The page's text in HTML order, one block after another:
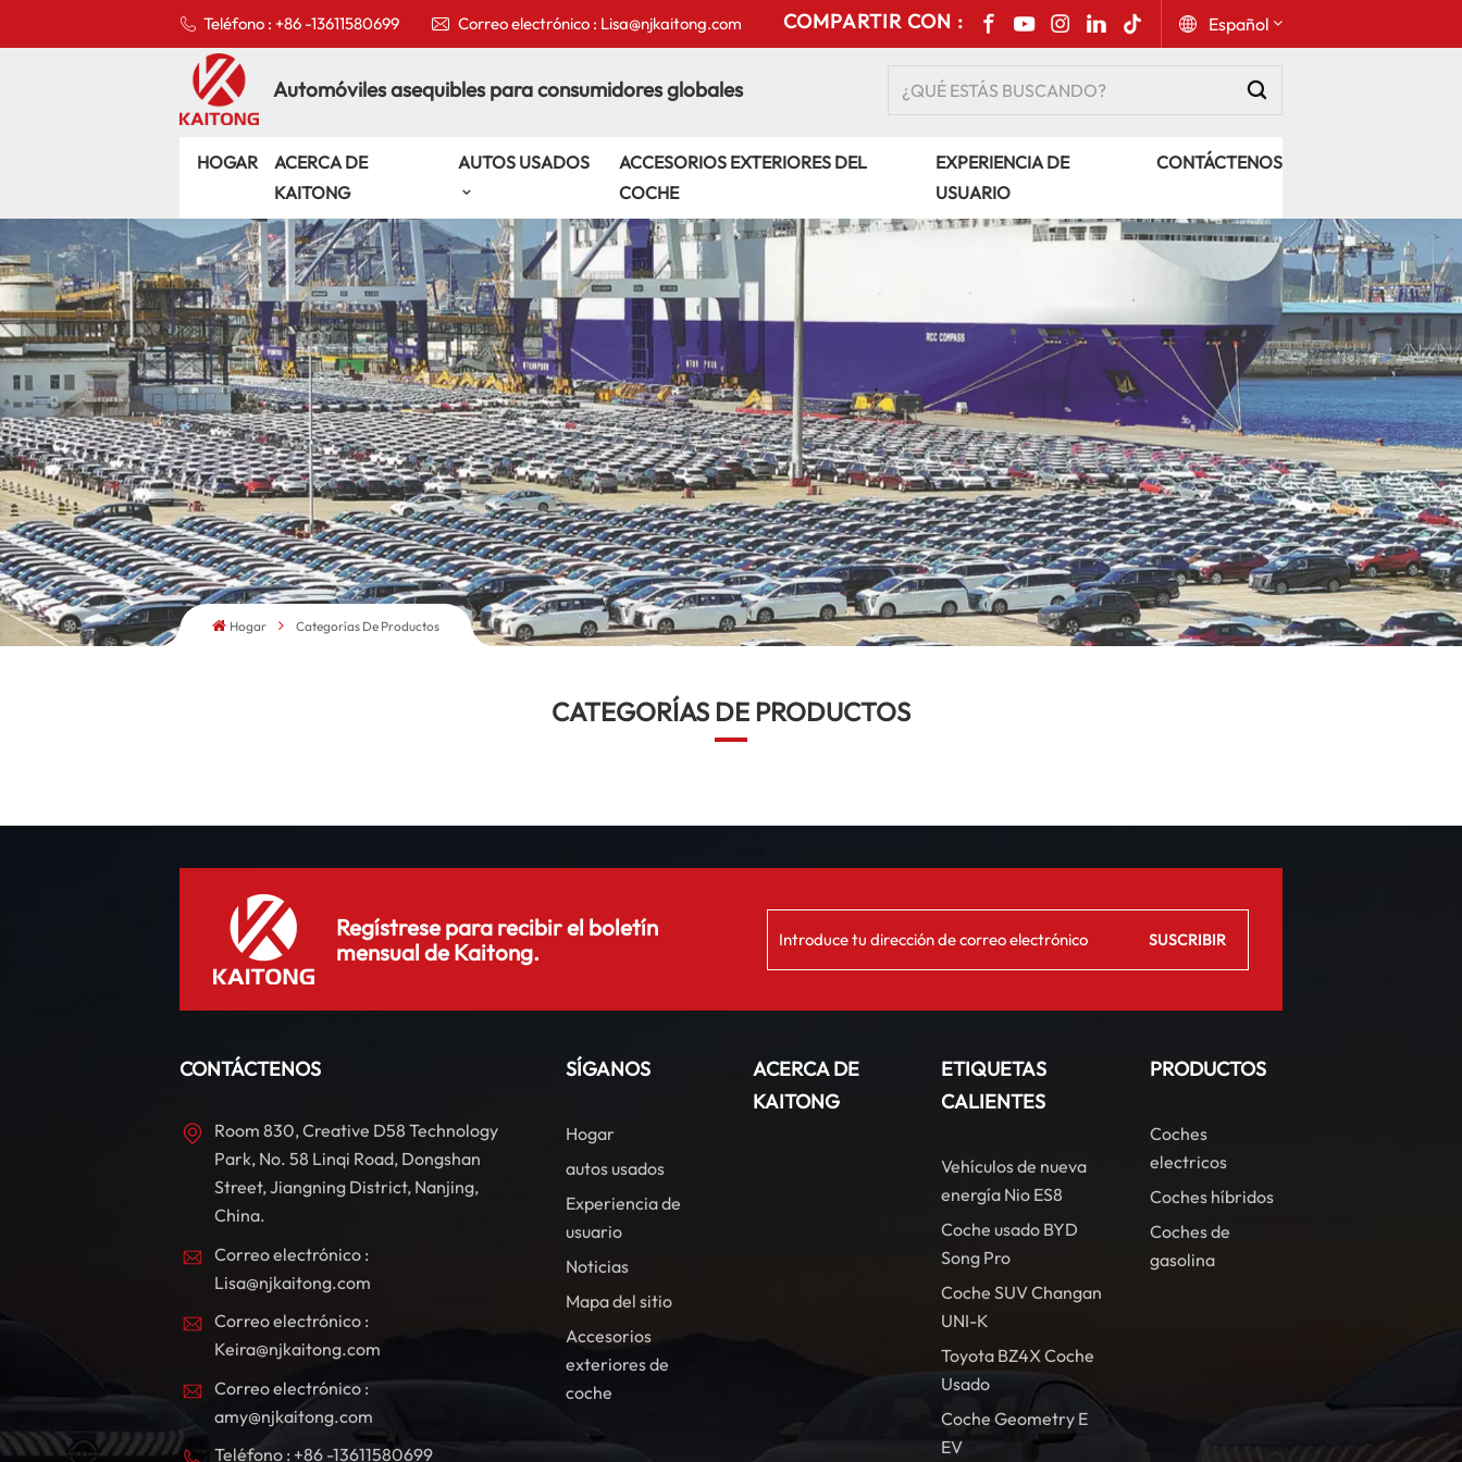
Teléfono : +86 -13611580699 Correo electrónico : Lisa@njkaitong.com COMPARTIR CON : Español
Русский
Español
Português
عربي
kiswahili
Automóviles asequibles para consumidores globales
HOGAR
ACERCA DE
KAITONG
AUTOS USADOS
ACCESORIOS EXTERIORES DEL
COCHE
EXPERIENCIA DE
USUARIO
CONTÁCTENOS
Hogar Categorías De Productos
CATEGORÍAS DE PRODUCTOS
Regístrese para recibir el boletín
mensual de Kaitong.
CONTÁCTENOS
Room 830, Creative D58 Technology
Park, No. 58 Linqi Road, Dongshan
Street, Jiangning District, Nanjing,
China.
Correo electrónico :
Lisa@njkaitong.com
Correo electrónico :
Keira@njkaitong.com
Correo electrónico :
amy@njkaitong.com
Teléfono : +86 -13611580699
SÍGANOS
Hogar
autos usados
Experiencia de
usuario
Noticias
Mapa del sitio
Accesorios
exteriores de
coche
ACERCA DE
KAITONG
ETIQUETAS
CALIENTES
Vehículos de nueva
energía Nio ES8
Coche usado BYD
Song Pro
Coche SUV Changan
UNI-K
Toyota BZ4X Coche
Usado
Coche Geometry E
EV
PRODUCTOS
Coches
electricos
Coches híbridos
Coches de
gasolina